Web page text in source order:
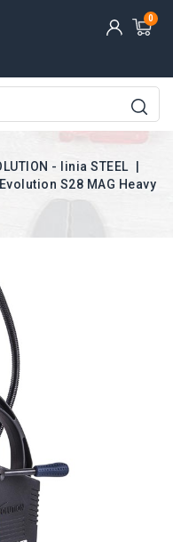
0
- linia STEEL
S28 MAG Heavy